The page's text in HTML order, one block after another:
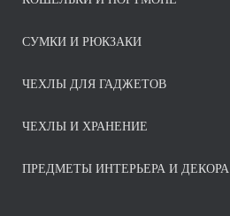
СУМКИ И РЮКЗАКИ
ЧЕХЛЫ ДЛЯ ГАДЖЕТОВ
ЧЕХЛЫ И ХРАНЕНИЕ
ПРЕДМЕТЫ ИНТЕРЬЕРА И ДЕКОРА